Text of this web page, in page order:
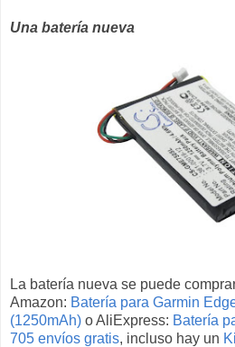
Una batería nueva
La batería nueva se puede
Amazon: Batería para Garmin
(1250mAh) o AliExpress: Batería
705 envíos gratis, incluso hay un